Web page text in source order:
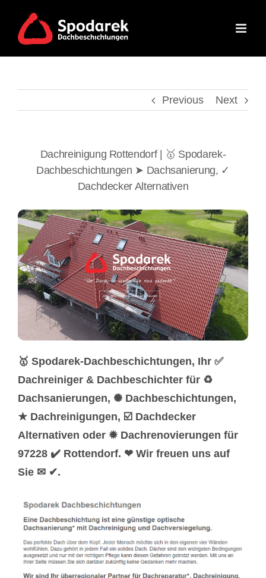
content
Previous Next
Dachreinigung Rottendorf | 🥇 Spodarek-
Dachbeschichtungen ➤ Dachsanierung, ✓
Dachdecker Alternativen
🥇 Spodarek-Dachbeschichtungen, Ihr ✅
Dachreiniger & Dachbeschichter für ♻
Dachsanierungen, ✺ Dachbeschichtungen,
★ Dachreinigungen, ☑️ Dachdecker
Alternativen oder ✹ Dachrenovierungen für
97228 ✔️ Rottendorf. ❤ Wir freuen uns auf
Sie ✉ ✔.